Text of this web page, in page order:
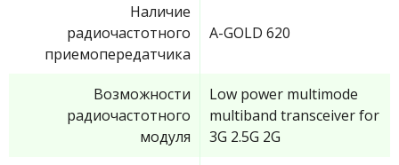
Наличие
радиочастотного
приемопередатчика
A-GOLD 620
Возможности
радиочастотного
модуля
Low power multimode
multiband transceiver for
3G 2.5G 2G